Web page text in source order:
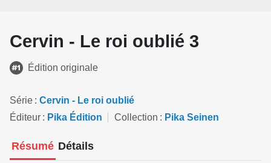
Cervin - Le roi oublié 3
Édition originale
Série
Cervin - Le roi oublié
Éditeur
Pika Édition Collection Pika Seinen
Résumé Détails